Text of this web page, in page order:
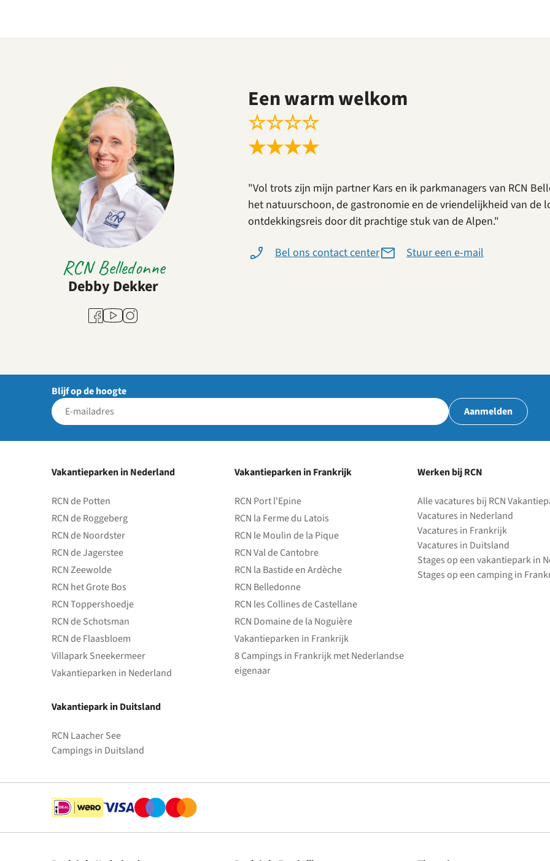
RCN Belledonne
Debby Dekker
Facebook
YoutubeInstagram
Een warm welkom
☆☆☆☆
★★★★
"Vol trots zijn mijn partner Kars en ik parkmanagers van RCN
het natuurschoon, de gastronomie en de vriendelijkheid van de
ontdekkingsreis door dit prachtige stuk van de Alpen."
Bel ons contact center Stuur een e-mail
Blijf op de hoogte
Aanmelden
Vakantieparken in Nederland
RCN de Potten
RCN de Roggeberg
RCN de Noordster
RCN de Jagerstee
RCN Zeewolde
RCN het Grote Bos
RCN Toppershoedje
RCN de Schotsman
RCN de Flaasbloem
Villapark Sneekermeer
Vakantieparken in Nederland
Vakantiepark in Duitsland
RCN Laacher See
Campings in Duitsland
Vakantieparken in Frankrijk
RCN Port l'Epine
RCN la Ferme du Latois
RCN le Moulin de la Pique
RCN Val de Cantobre
RCN la Bastide en Ardèche
RCN Belledonne
RCN les Collines de Castellane
RCN Domaine de la Noguière
Vakantieparken in Frankrijk
8 Campings in Frankrijk met Nederlandse
eigenaar
Werken bij RCN
Alle vacatures bij RCN
Vacatures in Nederland
Vacatures in Frankrijk
Vacatures in Duitsland
Stages op een vakantiepark in
Stages op een camping in